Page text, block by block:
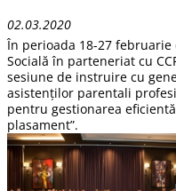
02.03.2020
În perioada 18-27
Socială în parteneriat cu
sesiune de instruire cu
asistenților parentali
pentru gestionarea
plasament”.